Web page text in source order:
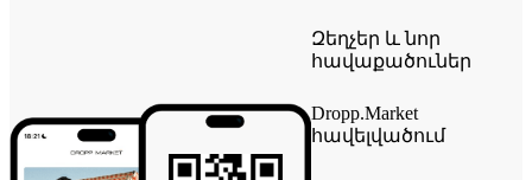
Զեղչեր և նոր
հավաքածուներ
Dropp.Market
հավելվածում